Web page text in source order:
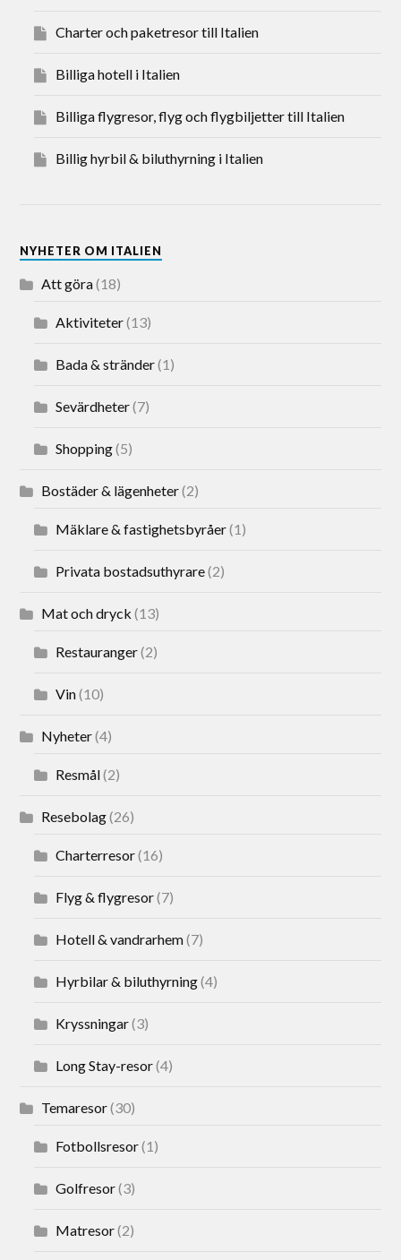
Charter och paketresor till Italien
Billiga hotell i Italien
Billiga flygresor, flyg och flygbiljetter till Italien
Billig hyrbil & biluthyrning i Italien
NYHETER OM ITALIEN
Att göra(18)
Aktiviteter(13)
Bada & stränder(1)
Sevärdheter(7)
Shopping(5)
Bostäder & lägenheter(2)
Mäklare & fastighetsbyråer(1)
Privata bostadsuthyrare(2)
Mat och dryck (13)
Restauranger(2)
Vin(10)
Nyheter(4)
Resmål(2)
Resebolag(26)
Charterresor(16)
Flyg & flygresor(7)
Hotell & vandrarhem(7)
Hyrbilar & biluthyrning(4)
Kryssningar(3)
Long Stay-resor(4)
Temaresor(30)
Fotbollsresor(1)
Golfresor(3)
Matresor(2)